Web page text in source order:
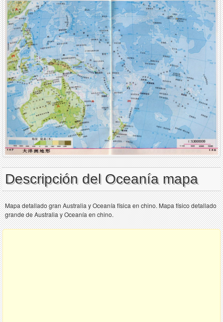
Descripción del Oceanía mapa
Mapa detallado gran Australia y Oceanía física en chino. Mapa físico detallado
grande de Australia y Oceanía en chino.